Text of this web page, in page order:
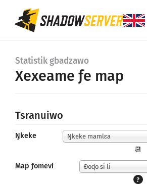
Statistik gbadzawo
Xexeame ƒe map
Tsranuiwo
Ŋkeke Ŋkeke mamlɛa
📆
Map ƒomevi
Ɖoɖo si li
?